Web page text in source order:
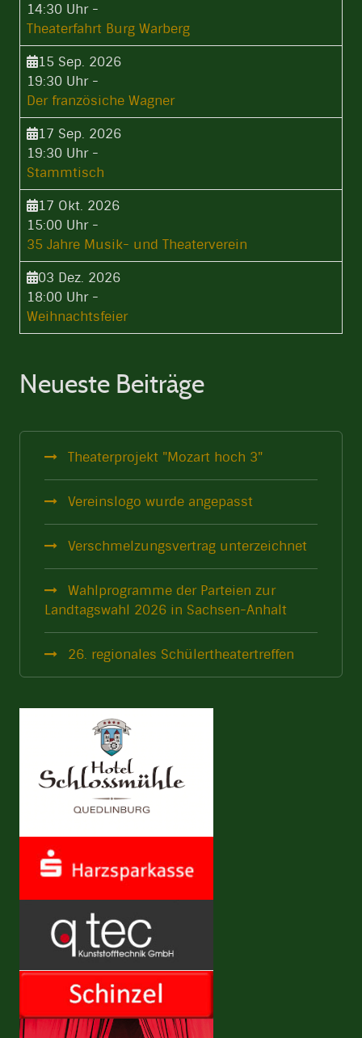
14:30 Uhr-
Theaterfahrt Burg Warberg
15 Sep. 2026
19:30 Uhr-
Der französiche Wagner
17 Sep. 2026
19:30 Uhr-
Stammtisch
17 Okt. 2026
15:00 Uhr-
35 Jahre Musik- und Theaterverein
03 Dez. 2026
18:00 Uhr-
Weihnachtsfeier
Neueste Beiträge
Theaterprojekt "Mozart hoch 3"
Vereinslogo wurde angepasst
Verschmelzungsvertrag unterzeichnet
Wahlprogramme der Parteien zur
Landtagswahl 2026 in Sachsen-Anhalt
26. regionales Schülertheatertreffen